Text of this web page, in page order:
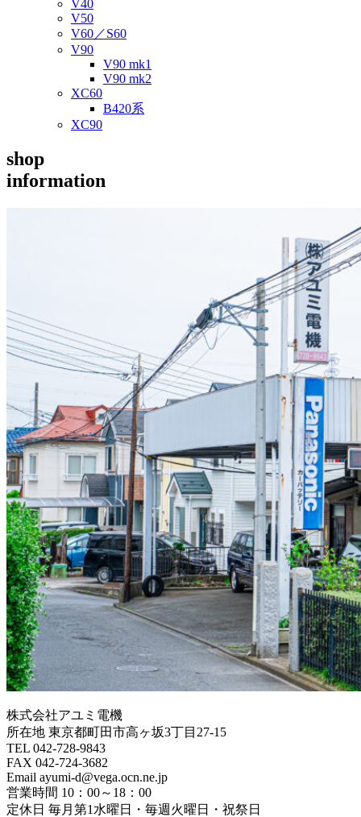
V40
V50
V60／S60
V90
V90 mk1
V90 mk2
XC60
B420系
XC90
shop
information
株式会社アユミ電機
所在地 東京都町田市高ヶ坂3丁目27‐15
TEL 042-728-9843
FAX 042-724-3682
Email ayumi-d@vega.ocn.ne.jp
営業時間 10：00～18：00
定休日 毎月第1水曜日・毎週火曜日・祝祭日